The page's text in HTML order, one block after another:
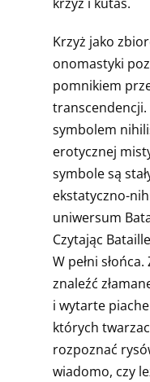
krzyż i kutas.
Krzyż jako
onomastyki
pomnikiem
transcendencji.
symbolem
erotycznej
symbole są
ekstatyczno-
uniwersum
Czytając Bataille
W pełni
znaleźć
i wytarte
których
rozpoznać
wiadomo, czy